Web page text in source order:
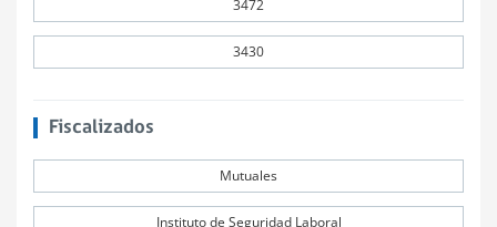
3472
3430
Fiscalizados
Mutuales
Instituto de Seguridad Laboral